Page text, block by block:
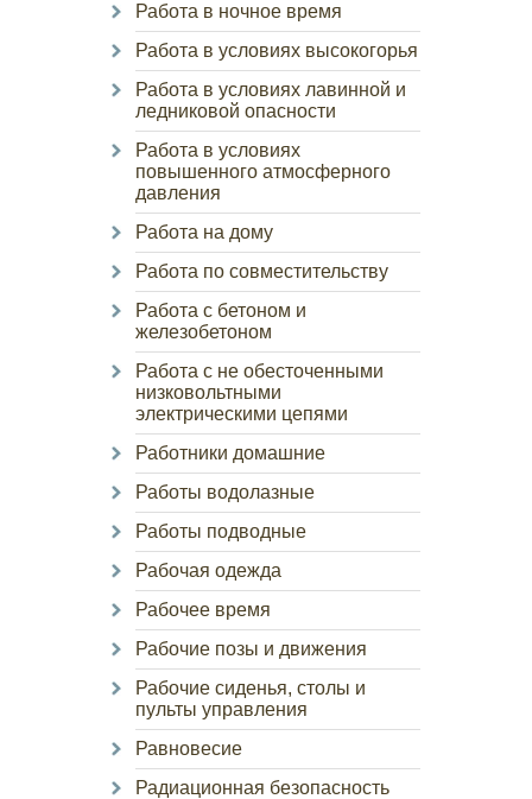
Работа в ночное время
Работа в условиях высокогорья
Работа в условиях лавинной и
ледниковой опасности
Работа в условиях
повышенного атмосферного
давления
Работа на дому
Работа по совместительству
Работа с бетоном и
железобетоном
Работа с не обесточенными
низковольтными
электрическими цепями
Работники домашние
Работы водолазные
Работы подводные
Рабочая одежда
Рабочее время
Рабочие позы и движения
Рабочие сиденья, столы и
пульты управления
Равновесие
Радиационная безопасность